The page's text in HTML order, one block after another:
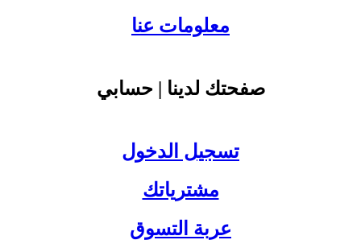
معلومات عنا
صفحتك لدينا | حسابي
تسجيل الدخول
مشترياتك
عربة التسوق